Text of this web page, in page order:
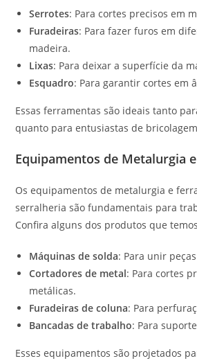
Serrotes: Para cortes precisos em
Furadeiras: Para fazer furos em
madeira.
Lixas: Para deixar a superfície da
Esquadro: Para garantir cortes em
Essas ferramentas são ideais tanto
quanto para entusiastas de
Equipamentos de Metalurgia
Os equipamentos de metalurgia e
serralheria são fundamentais para
Confira alguns dos produtos que
Máquinas de solda: Para unir
Cortadores de metal: Para cortes
metálicas.
Furadeiras de coluna: Para
Bancadas de trabalho: Para
Esses equipamentos são projetados